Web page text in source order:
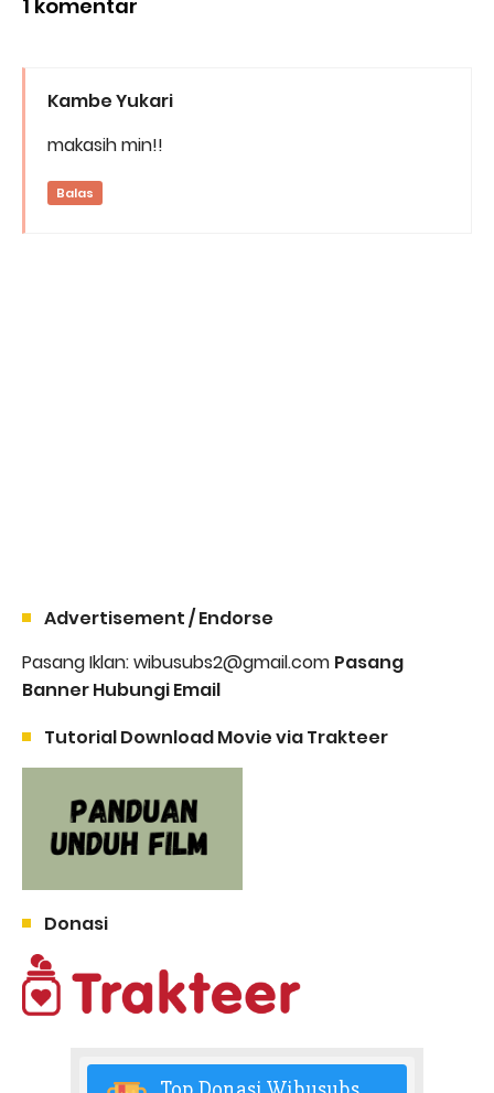
1 komentar
Kambe Yukari
makasih min!!
Balas
Advertisement / Endorse
Pasang Iklan: wibusubs2@gmail.com Pasang
Banner Hubungi Email
Tutorial Download Movie via Trakteer
Donasi